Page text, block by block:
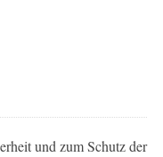
und zum Schutz der